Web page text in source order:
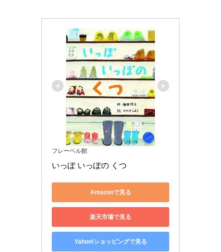
フレーベル館
いっぽ いっぽの くつ
Amazonで見る
楽天市場で見る
Yahoo!ショッピングで見る